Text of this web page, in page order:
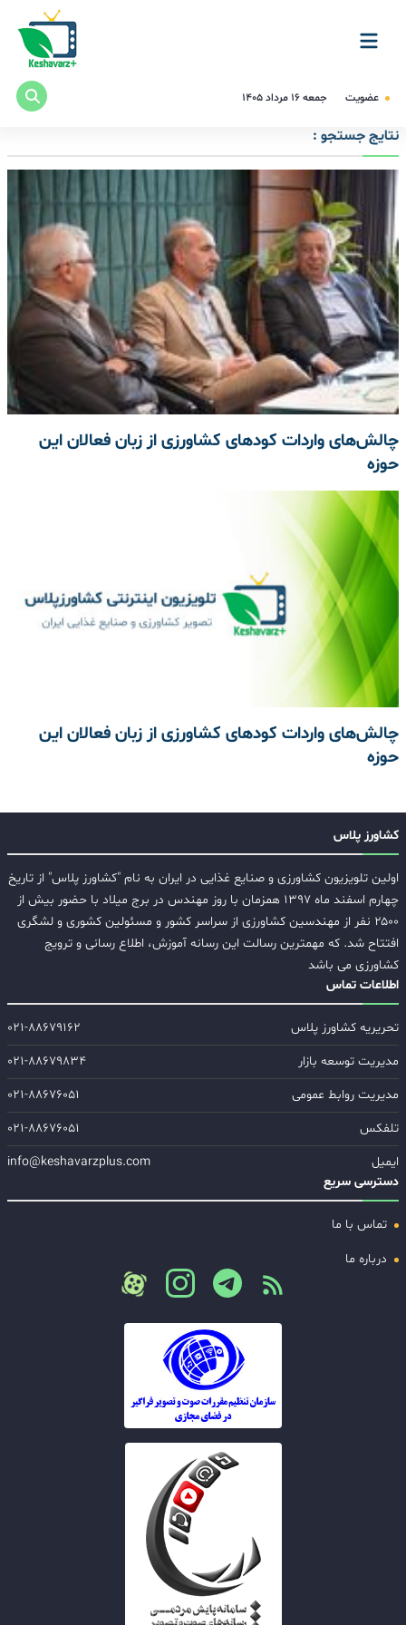
عضویت جمعه ۱۶ مرداد ۱۴۰۵
نتایج جستجو :
چالش‌های واردات کودهای کشاورزی از زبان فعالان این
حوزه
چالش‌های واردات کودهای کشاورزی از زبان فعالان این
حوزه
کشاورز پلاس
اولین تلویزیون کشاورزی و صنایع غذایی در ایران به نام "کشاورز پلاس" از تاریخ
چهارم اسفند ماه ۱۳۹۷ همزمان با روز مهندس در برج میلاد با حضور بیش از
۲۵۰۰ نفر از مهندسین کشاورزی از سراسر کشور و مسئولین کشوری و لشگری
افتتاح شد. که مهمترین رسالت این رسانه آموزش، اطلاع رسانی و ترویج
کشاورزی می باشد
اطلاعات تماس
تحریریه کشاورز پلاس
۰۲۱-۸۸۶۷۹۱۶۲
مدیریت توسعه بازار
۰۲۱-۸۸۶۷۹۸۳۴
مدیریت روابط عمومی
۰۲۱-۸۸۶۷۶۰۵۱
تلفکس
۰۲۱-۸۸۶۷۶۰۵۱
ایمیل
info@keshavarzplus.com
دسترسی سریع
تماس با ما
درباره ما